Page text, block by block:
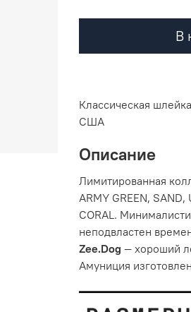
В
Классическая
США
Описание
Лимитированная
ARMY GREEN, SAND,
CORAL.
неподвластен
Zee.Dog — хороший
Амуниция